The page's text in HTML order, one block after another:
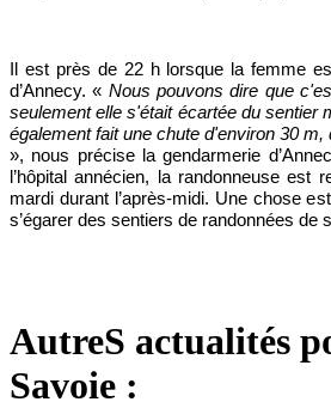
Il est près de 22 h lorsque la femme
d’Annecy. « Nous pouvons dire que
seulement elle s'était écartée du sentier
également fait une chute d'environ 30 m,
», nous précise la gendarmerie
l’hôpital annécien, la randonneuse est
mardi durant l’après-midi. Une chose
s’égarer des sentiers de randonnées de
AutreS actualités
Savoie :